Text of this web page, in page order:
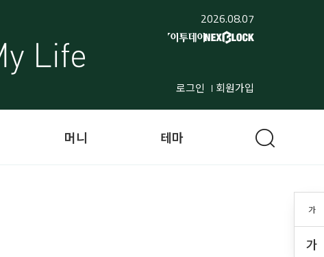
2026.08.07
로그인 회원가입
가
가
머니 테마